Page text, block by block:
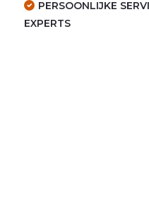
PERSOONLIJKE
EXPERTS